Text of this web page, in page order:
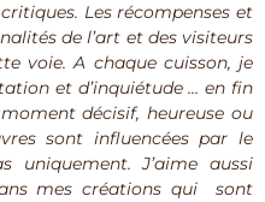
Les récompenses et
de l’art et des visiteurs
voie. A chaque cuisson, je
et d’inquiétude … en fin
décisif, heureuse ou
sont influencées par le
J’aime aussi
mes créations qui sont